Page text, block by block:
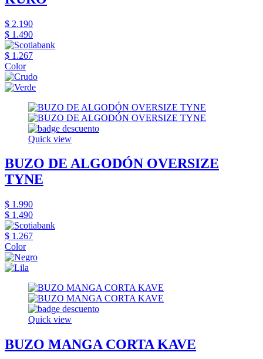
$ 2.190
$ 1.490
$ 1.267
Color
Quick view
BUZO DE ALGODÓN OVERSIZE
TYNE
$ 1.990
$ 1.490
$ 1.267
Color
Quick view
BUZO MANGA CORTA KAVE